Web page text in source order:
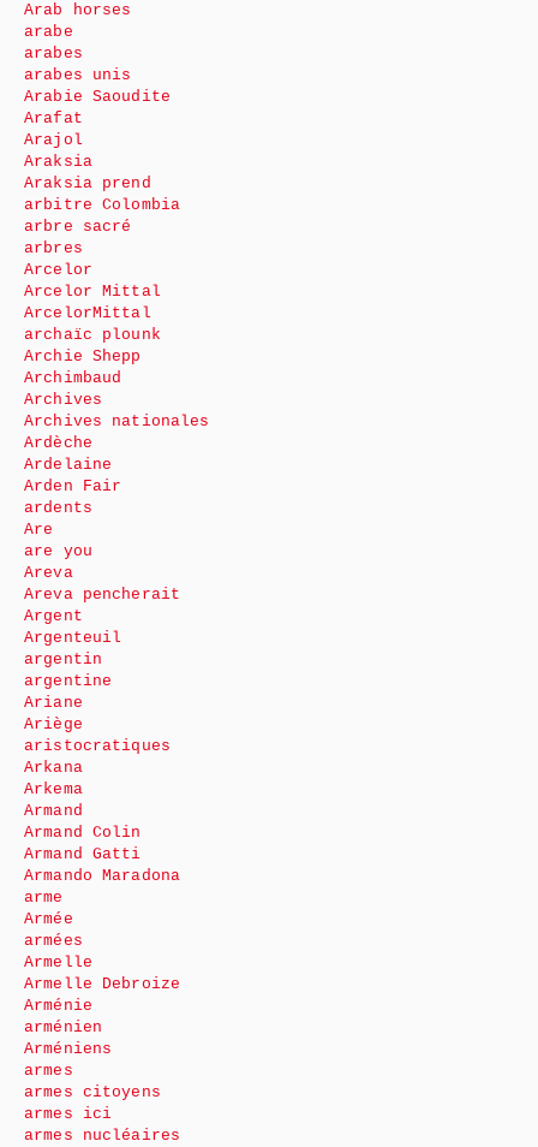
Arab horses
arabe
arabes
arabes unis
Arabie Saoudite
Arafat
Arajol
Araksia
Araksia prend
arbitre Colombia
arbre sacré
arbres
Arcelor
Arcelor Mittal
ArcelorMittal
archaïc plounk
Archie Shepp
Archimbaud
Archives
Archives nationales
Ardèche
Ardelaine
Arden Fair
ardents
Are
are you
Areva
Areva pencherait
Argent
Argenteuil
argentin
argentine
Ariane
Ariège
aristocratiques
Arkana
Arkema
Armand
Armand Colin
Armand Gatti
Armando Maradona
arme
Armée
armées
Armelle
Armelle Debroize
Arménie
arménien
Arméniens
armes
armes citoyens
armes ici
armes nucléaires